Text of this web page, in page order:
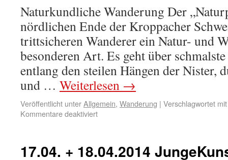
Naturkundliche Wanderung Der
nördlichen Ende der Kroppacher
trittsicheren Wanderer ein Natur- und
besonderen Art. Es geht über
entlang den steilen Hängen der Nister,
und … Weiterlesen →
Veröffentlicht unterAllgemein, Wanderung | Verschlagwortet mit
Kommentare deaktiviert
17.04. + 18.04.2014